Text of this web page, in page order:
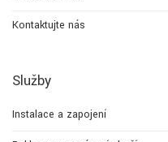
Kontaktujte nás
Služby
Instalace a zapojení